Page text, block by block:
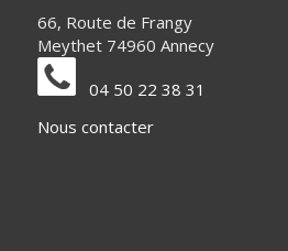
66, Route de Frangy
Meythet 74960 Annecy
04 50 22 38 31
Nous contacter